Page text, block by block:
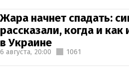
Жара начнет спадать:
рассказали, когда и как
в Украине
6 августа, 20:00 1061